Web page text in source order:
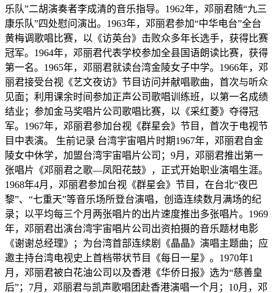
乐队”二胡演奏者李成清的音乐指导。1962年，邓丽君随“九三
康乐队”四处慰问演出。1963年，邓丽君参加“中华电台”全台
黄梅调歌唱比赛，以《访英台》击败众多年长选手，获得比赛
冠军。1964年，邓丽君代表学校参加全县国语朗读比赛，获得
第一名。1965年，邓丽君就读台湾金陵女子中学。1966年，邓
丽君接受台视《艺文夜访》节目访问并献唱歌曲，首次与听众
见面；利用课余时间参加正声公司歌唱训练班，以第一名成绩
结业；参加金马奖唱片公司歌唱比赛，以《采红菱》夺得冠
军。1967年，邓丽君参加台视《群星会》节目，首次于电视节
目中表演。 生前记录 台湾宇宙唱片时期​​1967年，邓丽君自金
陵女中休学，加盟台湾宇宙唱片公司；9月，邓丽君推出第一
张唱片《邓丽君之歌—凤阳花鼓》，正式开始职业演唱生涯。
1968年4月，邓丽君参加台视《群星会》节目，在台北“夜巴
黎”、“七重天”等音乐场所登台演唱，创造连续数月满场的纪
录；以平均每三个月两张唱片的出片速度推出多张唱片。1969
年，邓丽君出演台湾宇宙唱片公司出资拍摄的音乐题材电影
《谢谢总经理》；为台湾首部连续剧《晶晶》演唱主题曲；应
邀主持台湾电视史上首档带状节目《每日一星》。1970年1
月，邓丽君被白花油公司以及香港《华侨日报》选为“慈善皇
后”；7月，邓丽君与凯声歌唱团赴香港演唱一个月；10月，邓